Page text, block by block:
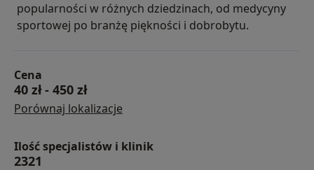
popularności w różnych dziedzinach, od medycyny
sportowej po branżę piękności i dobrobytu.
Cena
40 zł- 450 zł
Porównaj lokalizacje
Ilość specjalistów i klinik
2321